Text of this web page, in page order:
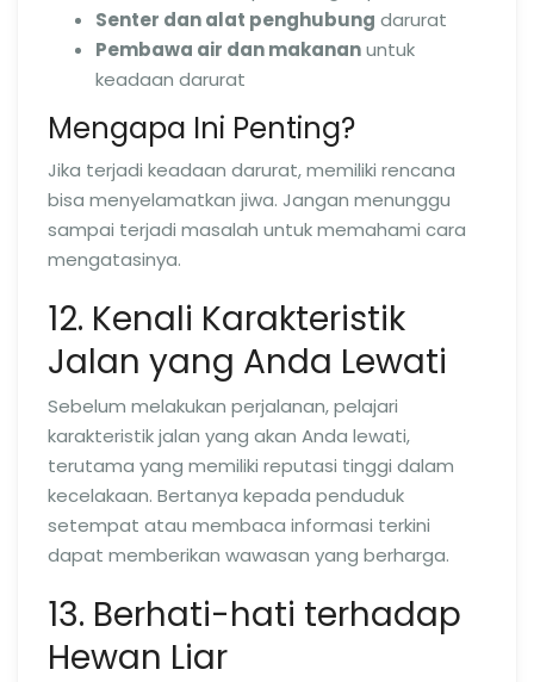
Senter dan alat penghubung darurat
Pembawa air dan makananuntuk
keadaan darurat
Mengapa Ini Penting?
Jika terjadi keadaan darurat, memiliki rencana
bisa menyelamatkan jiwa. Jangan menunggu
sampai terjadi masalah untuk memahami cara
mengatasinya.
12. Kenali Karakteristik
Jalan yang Anda Lewati
Sebelum melakukan perjalanan, pelajari
karakteristik jalan yang akan Anda lewati,
terutama yang memiliki reputasi tinggi dalam
kecelakaan. Bertanya kepada penduduk
setempat atau membaca informasi terkini
dapat memberikan wawasan yang berharga.
13. Berhati-hati terhadap
Hewan Liar